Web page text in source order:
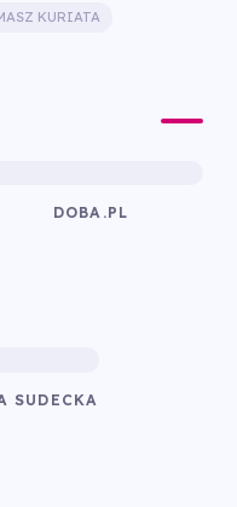
KURIATA
DOBA.PL
SUDECKA